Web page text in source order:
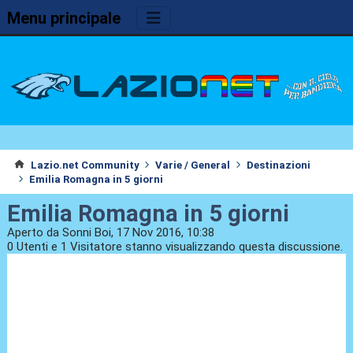
Menu principale
Lazio.net Community Varie / General
Destinazioni
Emilia Romagna in 5 giorni
Emilia Romagna in 5 giorni
Aperto da Sonni Boi, 17 Nov 2016, 10:38
0 Utenti e 1 Visitatore stanno visualizzando questa discussione.